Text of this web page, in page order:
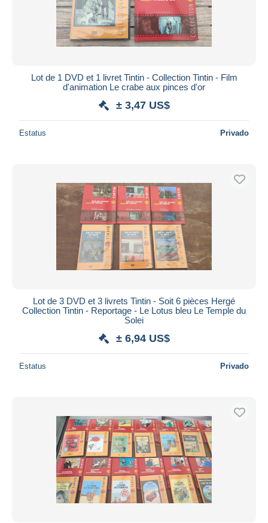
Lot de 1 DVD et 1 livret Tintin - Collection Tintin - Film
d'animation Le crabe aux pinces d'or
± 3,47 US$
Estatus Privado
Lot de 3 DVD et 3 livrets Tintin - Soit 6 pièces Hergé
Collection Tintin - Reportage - Le Lotus bleu Le Temple du
Solei
± 6,94 US$
Estatus Privado